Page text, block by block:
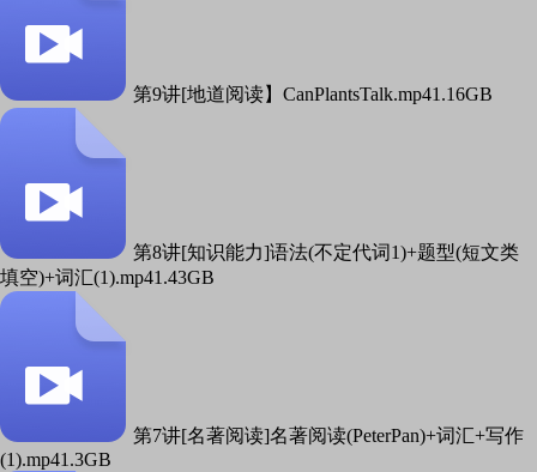
第9讲[地道阅读】CanPlantsTalk.mp41.16GB
第8讲[知识能力]语法(不定代词1)+题型(短文类
填空)+词汇(1).mp41.43GB
第7讲[名著阅读]名著阅读(PeterPan)+词汇+写作
(1).mp41.3GB